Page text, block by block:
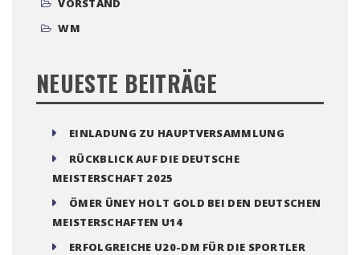
VORSTAND
WM
NEUESTE BEITRÄGE
EINLADUNG ZU HAUPTVERSAMMLUNG
RÜCKBLICK AUF DIE DEUTSCHE
MEISTERSCHAFT 2025
ÖMER ÜNEY HOLT GOLD BEI DEN DEUTSCHEN
MEISTERSCHAFTEN U14
ERFOLGREICHE U20-DM FÜR DIE SPORTLER